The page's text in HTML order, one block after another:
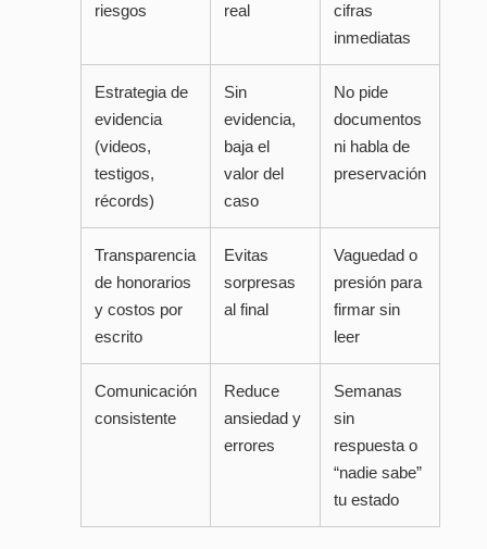
riesgos
real
cifras
inmediatas
Estrategia de
evidencia
(videos,
testigos,
récords)
Sin
evidencia,
baja el
valor del
caso
No pide
documentos
ni habla de
preservación
Transparencia
de honorarios
y costos por
escrito
Evitas
sorpresas
al final
Vaguedad o
presión para
firmar sin
leer
Comunicación
consistente
Reduce
ansiedad y
errores
Semanas
sin
respuesta o
“nadie sabe”
tu estado